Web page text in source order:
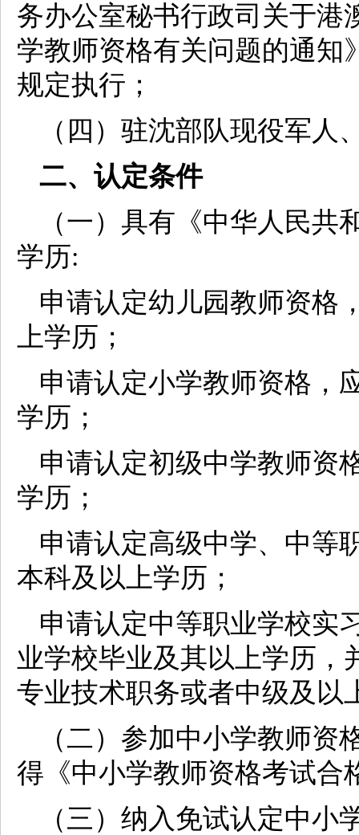
务办公室秘书行政司关于港
学教师资格有关问题的通知
规定执行；
（四）驻沈部队现役军人
二、认定条件
（一）具有《中华人民
学历:
申请认定幼儿园教师资格
上学历；
申请认定小学教师资格，
学历；
申请认定初级中学教师资
学历；
申请认定高级中学、中等
本科及以上学历；
申请认定中等职业学校实
业学校毕业及其以上学历，
专业技术职务或者中级及以
（二）参加中小学教师
得《中小学教师资格考试合
（三）纳入免试认定中